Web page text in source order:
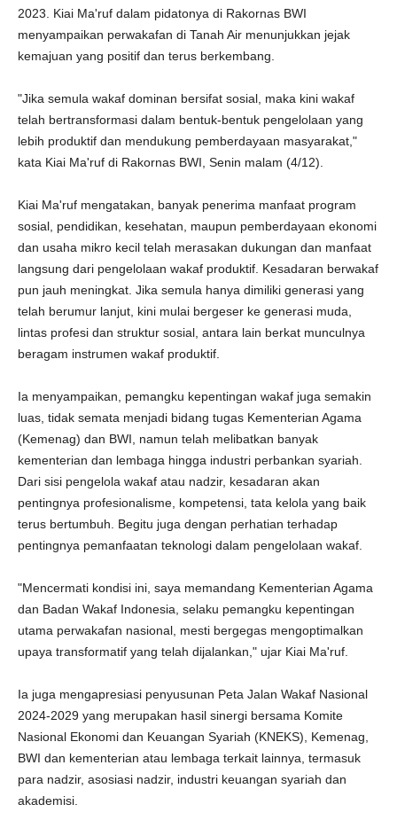
2023. Kiai Ma'ruf dalam pidatonya di Rakornas BWI
menyampaikan perwakafan di Tanah Air menunjukkan jejak
kemajuan yang positif dan terus berkembang.
"Jika semula wakaf dominan bersifat sosial, maka kini wakaf
telah bertransformasi dalam bentuk-bentuk pengelolaan yang
lebih produktif dan mendukung pemberdayaan masyarakat,"
kata Kiai Ma'ruf di Rakornas BWI, Senin malam (4/12).
Kiai Ma'ruf mengatakan, banyak penerima manfaat program
sosial, pendidikan, kesehatan, maupun pemberdayaan ekonomi
dan usaha mikro kecil telah merasakan dukungan dan manfaat
langsung dari pengelolaan wakaf produktif. Kesadaran berwakaf
pun jauh meningkat. Jika semula hanya dimiliki generasi yang
telah berumur lanjut, kini mulai bergeser ke generasi muda,
lintas profesi dan struktur sosial, antara lain berkat munculnya
beragam instrumen wakaf produktif.
Ia menyampaikan, pemangku kepentingan wakaf juga semakin
luas, tidak semata menjadi bidang tugas Kementerian Agama
(Kemenag) dan BWI, namun telah melibatkan banyak
kementerian dan lembaga hingga industri perbankan syariah.
Dari sisi pengelola wakaf atau nadzir, kesadaran akan
pentingnya profesionalisme, kompetensi, tata kelola yang baik
terus bertumbuh. Begitu juga dengan perhatian terhadap
pentingnya pemanfaatan teknologi dalam pengelolaan wakaf.
"Mencermati kondisi ini, saya memandang Kementerian Agama
dan Badan Wakaf Indonesia, selaku pemangku kepentingan
utama perwakafan nasional, mesti bergegas mengoptimalkan
upaya transformatif yang telah dijalankan," ujar Kiai Ma'ruf.
Ia juga mengapresiasi penyusunan Peta Jalan Wakaf Nasional
2024-2029 yang merupakan hasil sinergi bersama Komite
Nasional Ekonomi dan Keuangan Syariah (KNEKS), Kemenag,
BWI dan kementerian atau lembaga terkait lainnya, termasuk
para nadzir, asosiasi nadzir, industri keuangan syariah dan
akademisi.